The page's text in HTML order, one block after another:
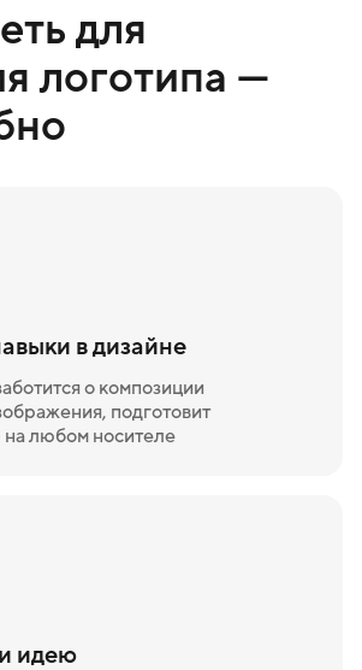
для
логотипа —
в дизайне
о композиции
подготовит
любом носителе
идею